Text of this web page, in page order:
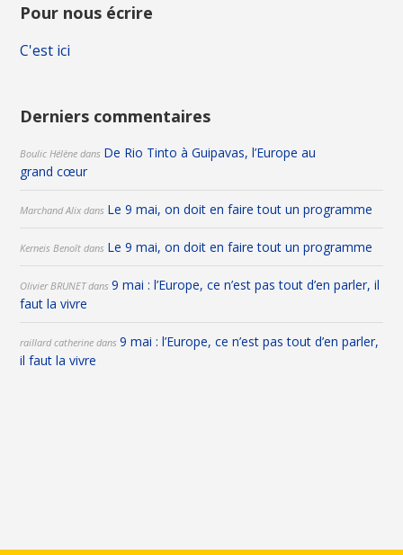
Pour nous écrire
C'est ici
Derniers commentaires
Boulic Hélène dans De Rio Tinto à Guipavas, l’Europe au
grand cœur
Marchand Alix dans Le 9 mai, on doit en faire tout un programme
Kerneis Benoît dans Le 9 mai, on doit en faire tout un programme
Olivier BRUNETdans9 mai : l’Europe, ce n’est pas tout d’en parler, il
faut la vivre
raillard catherine dans9 mai : l’Europe, ce n’est pas tout d’en parler,
il faut la vivre